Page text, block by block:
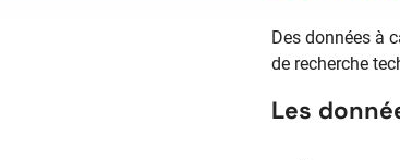
Des données à
de recherche
Les